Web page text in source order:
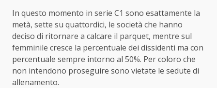
In questo momento in serie C1 sono esattamente la
metà, sette su quattordici, le società che hanno
deciso di ritornare a calcare il parquet, mentre sul
femminile cresce la percentuale dei dissidenti ma con
percentuale sempre intorno al 50%. Per coloro che
non intendono proseguire sono vietate le sedute di
allenamento.